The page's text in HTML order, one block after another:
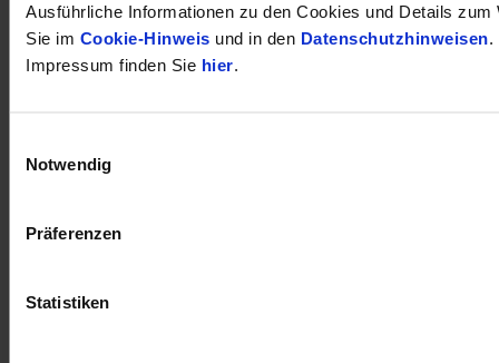
Ausführliche Informationen zu den Cookies und Details zum
Sie im Cookie-Hinweis und in den Datenschutzhinweisen.
Impressum finden Sie hier.
Notwendig
Präferenzen
Statistiken